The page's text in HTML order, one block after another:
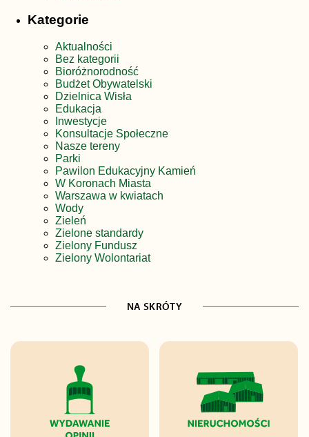
Kategorie
Aktualności
Bez kategorii
Bioróżnorodność
Budżet Obywatelski
Dzielnica Wisła
Edukacja
Inwestycje
Konsultacje Społeczne
Nasze tereny
Parki
Pawilon Edukacyjny Kamień
W Koronach Miasta
Warszawa w kwiatach
Wody
Zieleń
Zielone standardy
Zielony Fundusz
Zielony Wolontariat
NA SKRÓTY